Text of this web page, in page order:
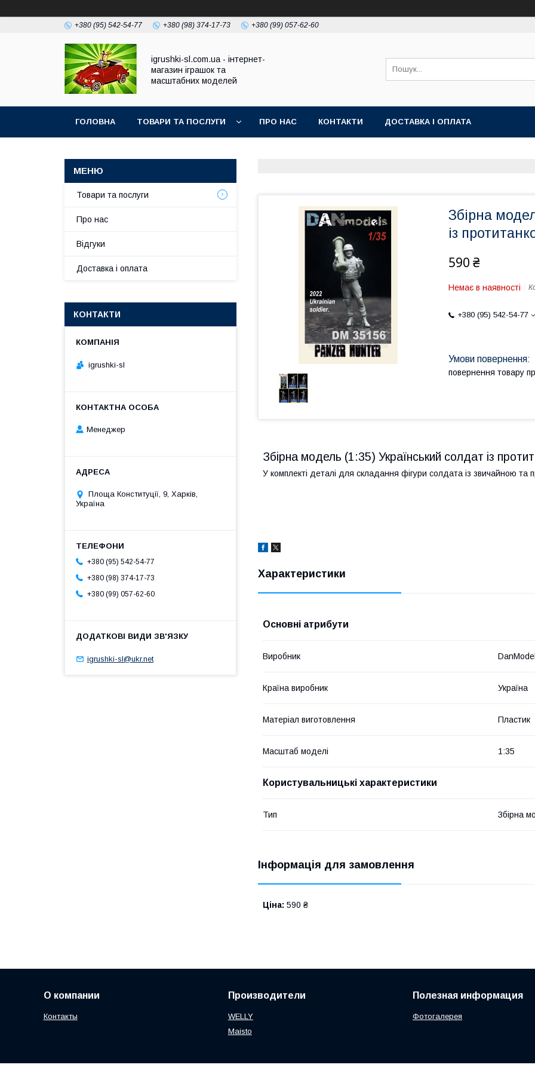
+380 (95) 542-54-77 +380 (98) 374-17-73 +380 (99) 057-62-60
igrushki-sl.com.ua - інтернет-
магазин іграшок та
масштабних моделей
ГОЛОВНА ТОВАРИ ТА ПОСЛУГИ ПРО НАС КОНТАКТИ ДОСТАВКА І ОПЛАТА
Збірна
із
590 ₴
Немає в наявності
+380 (95) 542-54-77
повернення товару
Збірна модель (1:35) Український солдат із
У комплекті деталі для складання фігури солдата із звичайною та
Характеристики
Основні атрибути
Виробник
Країна виробник Україна
Матеріал виготовлення Пластик
Масштаб моделі 1:35
Користувальницькі характеристики
Тип Збірна
Інформація для замовлення
Ціна: 590 ₴
Товари та послуги
Про нас
Відгуки
Доставка і оплата
КОНТАКТИ
igrushki-sl
Менеджер
Площа Конституції, 9, Харків,
Україна
+380 (95) 542-54-77
+380 (98) 374-17-73
+380 (99) 057-62-60
igrushki-sl@ukr.net
О компании
Контакты
Производители
WELLY
Maisto
Полезная информация
Фотогалерея